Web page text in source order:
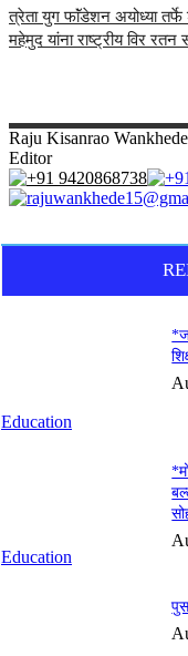
त्रेता युग फाॅंडेशन अयोध्या
महेमुद यांना राष्ट्रीय विर रतन
Raju Kisanrao Wankhede
Editor
Education
Education